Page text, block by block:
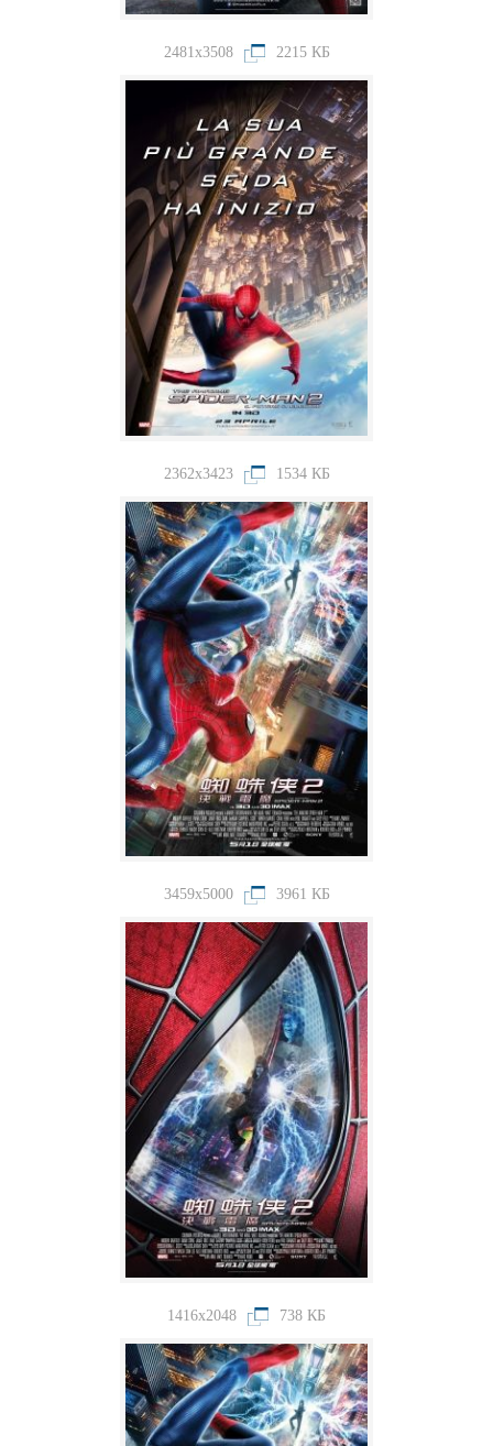
2481x3508 2215 КБ
2362x3423 1534 КБ
3459x5000 3961 КБ
1416x2048 738 КБ